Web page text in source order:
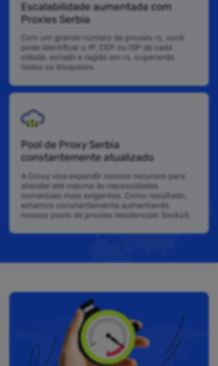
Escalabilidade aumentada com
Proxies Serbia
Com um grande número de proxies rs, você
pode identificar o IP, CEP ou ISP de cada
cidade, estado e região em rs, superando
todos os bloqueios.
Pool de Proxy Serbia
constantemente atualizado
A Croxy visa expandir nossos recursos para
atender até mesmo às necessidades
comerciais mais exigentes. Como resultado,
estamos constantemente aumentando
nossos pools de proxies residenciais Socks5.